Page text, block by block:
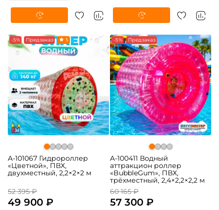
-5% Предзаказ 5
A-101067 Гидророллер
«Цветной», ПВХ,
двухместный, 2,2×2×2 м
52 395 ₽
49 900 ₽
-5% Предзаказ
A-100411 Водный
аттракцион роллер
«BubbleGum», ПВХ,
трёхместный, 2,4×2,2×2,2 м
60 165 ₽
57 300 ₽